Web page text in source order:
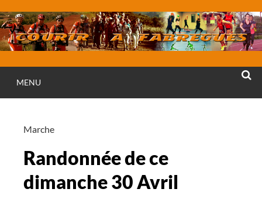
au
contenu
MENU
Marche
Randonnée de ce
dimanche 30 Avril